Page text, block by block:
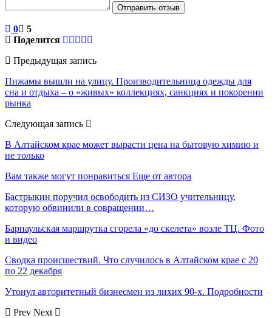
Отправить отзыв
0
5
Поделится
Предыдущая запись
Пижамы вышли на улицу. Производительница одежды для
сна и отдыха – о «живых» коллекциях, санкциях и покорении
рынка
Следующая запись
В Алтайском крае может вырасти цена на бытовую химию и
не только
Вам также могут понравиться Еще от автора
Бастрыкин поручил освободить из СИЗО учительницу,
которую обвинили в совращении…
Барнаульская маршрутка сгорела «до скелета» возле ТЦ. Фото
и видео
Сводка происшествий. Что случилось в Алтайском крае с 20
по 22 декабря
Утонул авторитетный бизнесмен из лихих 90-х. Подробности
Prev Next